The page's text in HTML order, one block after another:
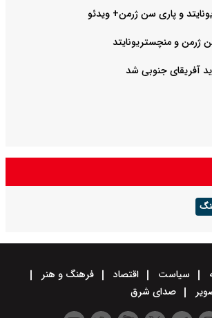
و پاری سن ژرمن+ ویدئو
و منچستریونایتد
آفریقای جنوبی شد
سیاست اقتصاد
فرهنگ و هنر
صدای شرق